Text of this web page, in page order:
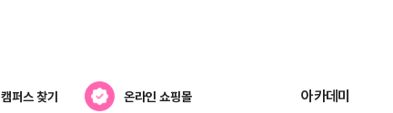
캠퍼스 찾기 온라인 쇼핑몰 아카데미